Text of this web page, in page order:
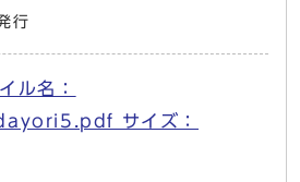
行
ル名：
サイズ：